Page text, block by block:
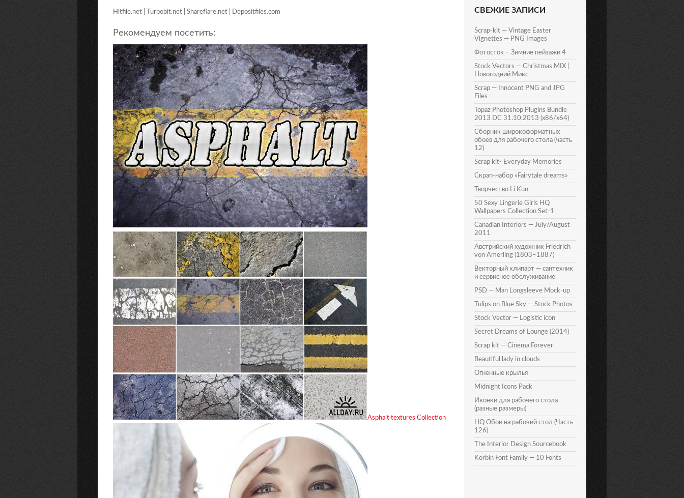
Hitfile.net | Turbobit.net | Shareflare.net | Depositfiles.com
Рекомендуем посетить:
Asphalt textures Collection
СВЕЖИЕ ЗАПИСИ
Scrap-kit — Vintage Easter
Vignettes — PNG Images
Фотосток – Зимние пейзажи 4
Stock Vectors — Christmas MIX |
Новогодний Микс
Scrap — Innocent PNG and JPG
Files
Topaz Photoshop Plugins Bundle
2013 DC 31.10.2013 (x86/x64)
Сборник широкоформатных
обоев для рабочего стола (часть
12)
Scrap kit- Everyday Memories
Скрап-набор «Fairytale dreams»
Творчество Li Kun
50 Sexy Lingerie Girls HQ
Wallpapers Collection Set-1
Canadian Interiors — July/August
2011
Австрийский художник Friedrich
von Amerling (1803–1887)
Векторный клипарт — сантехник
и сервисное обслуживание
PSD — Man Longsleeve Mock-up
Tulips on Blue Sky — Stock Photos
Stock Vector — Logistic icon
Secret Dreams of Lounge (2014)
Scrap kit — Cinema Forever
Beautiful lady in clouds
Огненные крылья
Midnight Icons Pack
Иконки для рабочего стола
(разные размеры)
HQ Обои на рабочий стол (Часть
126)
The Interior Design Sourcebook
Korbin Font Family — 10 Fonts